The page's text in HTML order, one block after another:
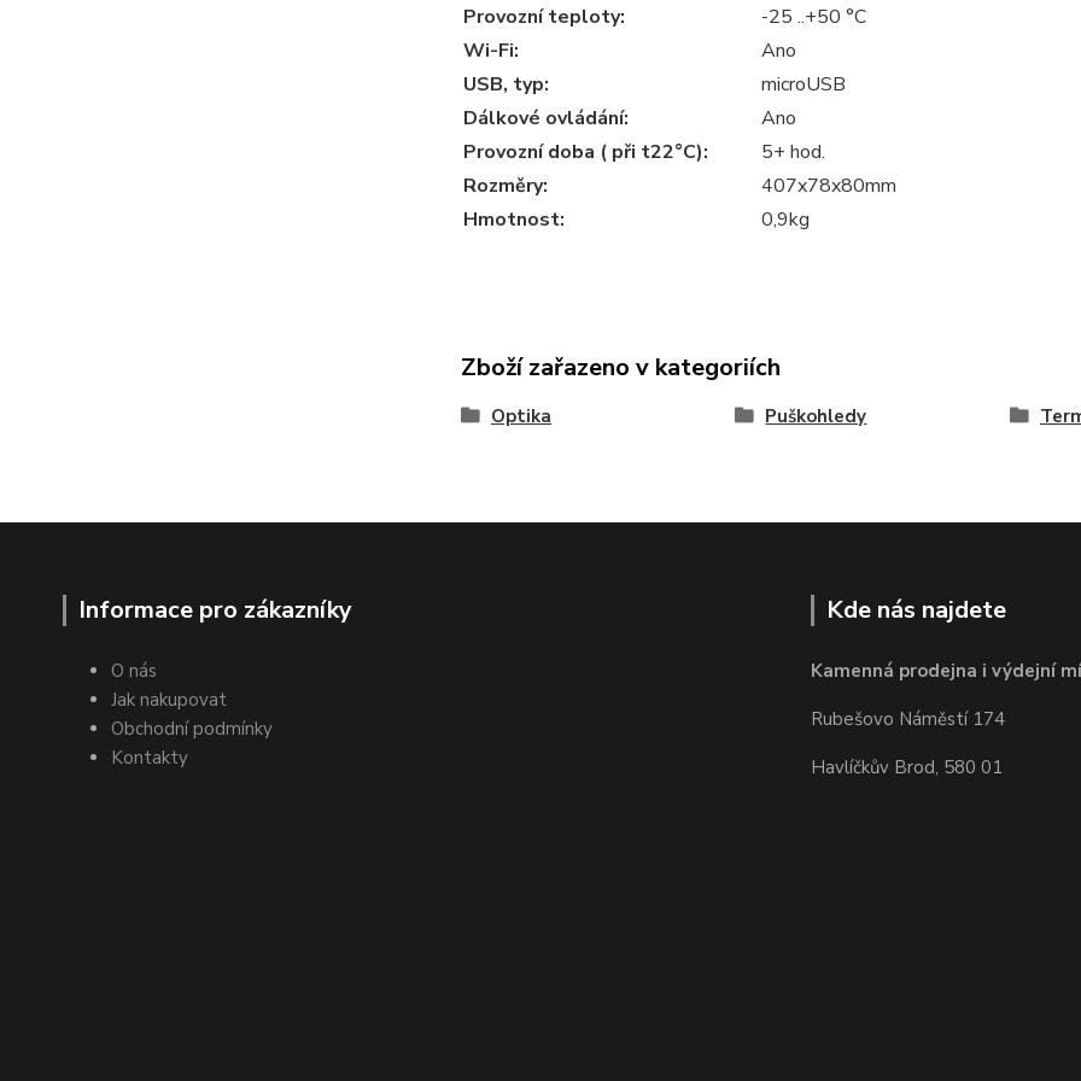
Provozní teploty:
-25 ..+50 °C
Wi-Fi:
Ano
USB, typ:
microUSB
Dálkové ovládání:
Ano
Provozní doba ( při t22°C):
5+ hod.
Rozměry:
407x78x80mm
Hmotnost:
0,9kg
Zboží zařazeno v kategoriích
Optika Puškohledy
Informace pro zákazníky
O nás
Jak nakupovat
Obchodní podmínky
Kontakty
Kde nás najdete
Kamenná prodejna i výdejní
Rubešovo Náměstí 174
Havlíčkův Brod, 580 01